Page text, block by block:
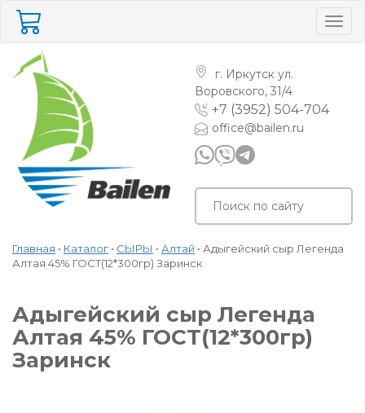
г. Иркутск ул.
Воровского, 31/4
+7 (3952) 504-704
office@bailen.ru
Главная • Каталог • СЫРЫ • Алтай • Адыгейский сыр Легенда
Алтая 45% ГОСТ(12*300гр) Заринск
Адыгейский сыр Легенда
Алтая 45% ГОСТ(12*300гр)
Заринск